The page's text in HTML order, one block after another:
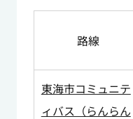
路線
東海市コミュニテ
ィバス（らんらん